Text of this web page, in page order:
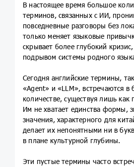
В настоящее время большое
терминов, связанных с ИИ,
повседневные разговоры без
только меняет языковые
скрывает более глубокий
подрывом системы родного
Сегодня английские термины,
«Agent» и «LLM», встречаются в
количестве, существуя лишь как
Им не хватает единства формы,
значения, характерного для
делает их непонятными ни в
в плане культурной глубины.
Эти пустые термины часто